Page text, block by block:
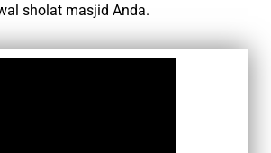
sholat masjid Anda.